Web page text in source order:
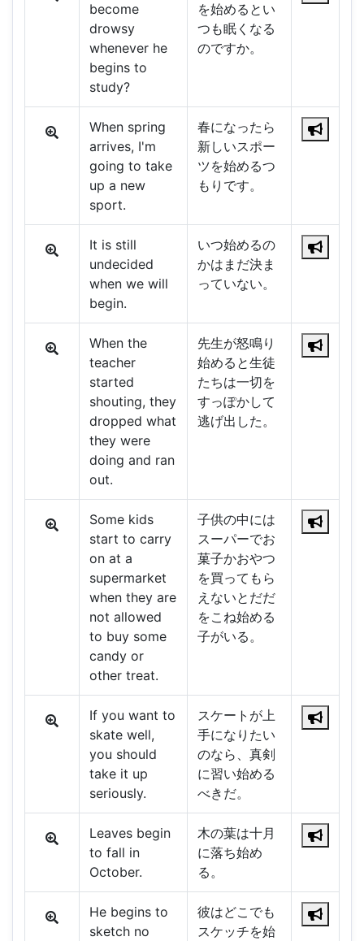
become
drowsy
whenever he
begins to
study?
を始めるとい
つも眠くなる
のですか。
When spring
arrives, I'm
going to take
up a new
sport.
春になったら
新しいスポー
ツを始めるつ
もりです。
It is still
undecided
when we will
begin.
いつ始めるの
かはまだ決ま
っていない。
When the
teacher
started
shouting, they
dropped what
they were
doing and ran
out.
先生が怒鳴り
始めると生徒
たちは一切を
すっぽかして
逃げ出した。
Some kids
start to carry
on at a
supermarket
when they are
not allowed
to buy some
candy or
other treat.
子供の中には
スーパーでお
菓子かおやつ
を買ってもら
えないとだだ
をこね始める
子がいる。
If you want to
skate well,
you should
take it up
seriously.
スケートが上
手になりたい
のなら、真剣
に習い始める
べきだ。
Leaves begin
to fall in
October.
木の葉は十月
に落ち始め
る。
He begins to
sketch no
彼はどこでも
スケッチを始